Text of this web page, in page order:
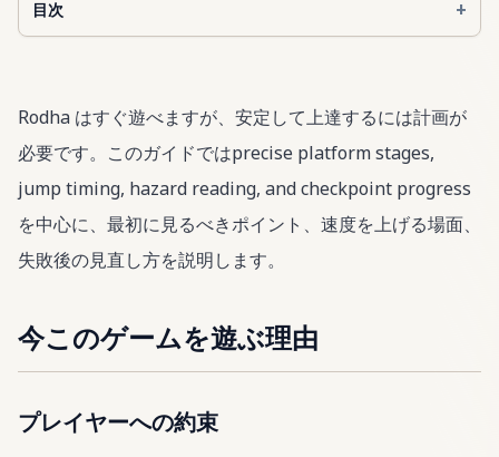
目次 +
Rodha はすぐ遊べますが、安定して上達するには計画が
必要です。このガイドではprecise platform stages,
jump timing, hazard reading, and checkpoint progress
を中心に、最初に見るべきポイント、速度を上げる場面、
失敗後の見直し方を説明します。
今このゲームを遊ぶ理由
プレイヤーへの約束